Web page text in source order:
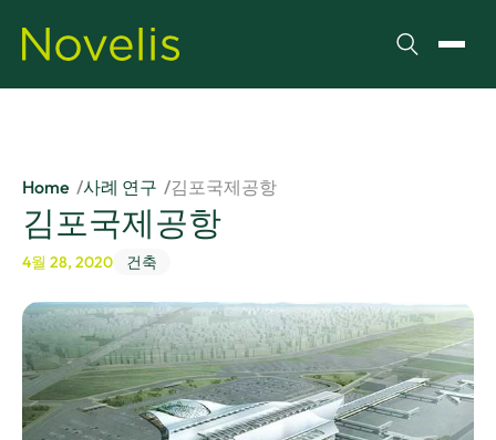
검색 메뉴
Home 사례 연구 김포국제공항
김포국제공항
4월 28, 2020 건축